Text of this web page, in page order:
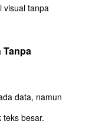
visual tanpa
Tanpa
data, namun
besar,